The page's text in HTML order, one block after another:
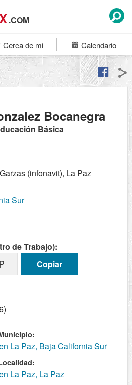
.COM
Cerca de mi Calendario
Bocanegra
Básica
(infonavit), La Paz
Sur
de Trabajo):
Copiar
La Paz, Baja California Sur
La Paz, La Paz